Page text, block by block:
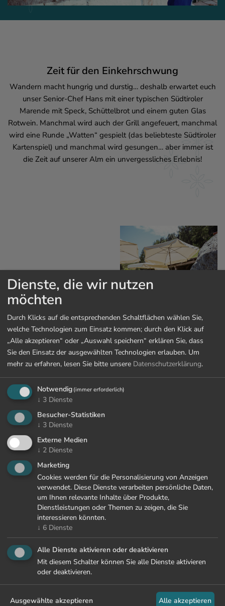
Zeit für den Einkehrschwung
Wandern macht hungrig und durstig… deshalb erwartet euch
unser Senior-Chef Hans mit einer typischen Südtiroler
Marende mit Speck, Schüttelbrot und einem guten Glas
Rotwein. Manchmal wird auch der Grill angefeuert, manchmal
wird eine Runde „Watten“ gespielt (das beliebteste Südtiroler
Kartenspiel) und manchmal wird gesungen… aber immer ist
die Zeit auf unserer Alm ein unvergessliches Erlebnis!
Dienste, die wir nutzen
möchten
Durch Klicks auf die entsprechenden Schaltflächen wählen Sie,
welche Technologien zum Einsatz kommen; durch den Klick auf
„Alle akzeptieren“ oder „Auswahl speichern“ erklären Sie, dass
Sie den Einsatz der ausgewählten Technologien erlauben. Um
mehr zu erfahren, lesen Sie bitte unsere Datenschutzerklärung.
Notwendig (immer erforderlich)
↓ 3 Dienste
Besucher-Statistiken
↓ 3 Dienste
Externe Medien
↓ 2 Dienste
Marketing
Cookies werden für die Personalisierung von Anzeigen
verwendet. Diese Dienste verarbeiten persönliche Daten,
um Ihnen relevante Inhalte über Produkte,
Dienstleistungen oder Themen zu zeigen, die Sie
interessieren könnten.
↓ 6 Dienste
Alle Dienste aktivieren oder deaktivieren
Mit diesem Schalter können Sie alle Dienste aktivieren
oder deaktivieren.
Ausgewählte akzeptieren Alle akzeptieren